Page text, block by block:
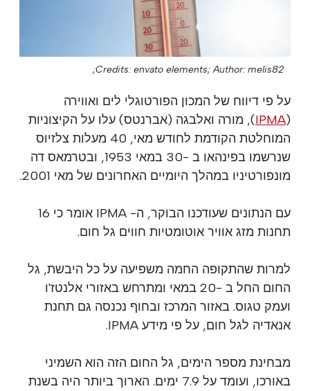
Credits: envato elements; Author: melis82;
על פי דיווח של המכון הפורטוגלי לים ואווירה
(
IPMA), מורה ואלבגה (אברנטס) עלו על הקיצוניות
המוחלטת הקודמת לחודש מאי, 40 מעלות צלזיוס
שנרשמו בפינהאו ב -30 במאי 1953, ובטרמאס דה
מונפורטיניו במהלך היומיים האחרונים של מאי 2001.
עם הנתונים שעודכנו הבוקר, ה- IPMA אומר כי 16
תחנות מזג אוויר אוטומטיות חווים גל חום.
למרות שהתקופה החמה משפיעה על כל היבשת, גל
החום החל ב -20 במאי ומתרחש באזורי אלנטז'ו
ועמק טגוס. באזור המרכז ובחוף נכנסה גם תחנת
אנאדיה לגל חום, על פי מידע IPMA.
מבחינת מספר הימים, גל החום הזה הוא השמיני
באורכו, ועומד על 7.9 ימים. הארוך ביותר היה בשנת